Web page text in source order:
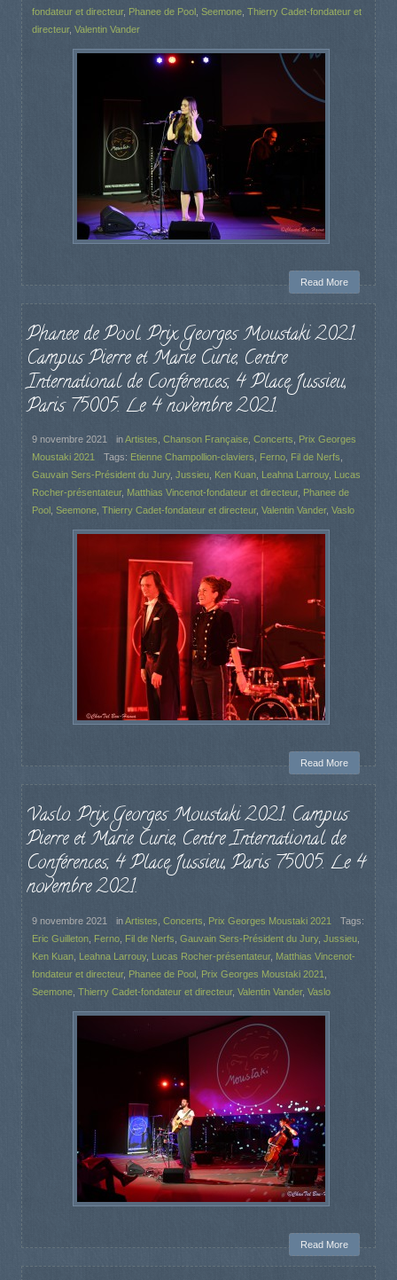
fondateur et directeur, Phanee de Pool Seemone Thierry Cadet-fondateur et
directeur, Valentin Vander
Read More
Phanee de Pool. Prix Georges Moustaki 2021.
Campus Pierre et Marie Curie, Centre
International de Conférences, 4 Place Jussieu,
Paris 75005. Le 4 novembre 2021.
9 novembre 2021 inArtistes Chanson Française Concerts
Prix Georges
Moustaki 2021
Tags: Etienne Champollion-claviers Ferno Fil de Nerfs
Gauvain Sers-Président du Jury, Jussieu Ken Kuan Leahna Larrouy, Lucas
Rocher-présentateur, Matthias Vincenot-fondateur et directeur, Phanee de
Pool Seemone Thierry Cadet-fondateur et directeur, Valentin Vander, Vaslo
Read More
Vaslo. Prix Georges Moustaki 2021. Campus
Pierre et Marie Curie, Centre International de
Conférences, 4 Place Jussieu, Paris 75005. Le 4
novembre 2021.
9 novembre 2021 inArtistes Concerts Prix Georges Moustaki 2021
Tags:
Eric Guilleton Ferno Fil de Nerfs Gauvain Sers-Président du Jury, Jussieu
Ken Kuan Leahna Larrouy, Lucas Rocher-présentateur, Matthias Vincenot-
fondateur et directeur, Phanee de Pool Prix Georges Moustaki 2021
Seemone Thierry Cadet-fondateur et directeur, Valentin Vander, Vaslo
Read More